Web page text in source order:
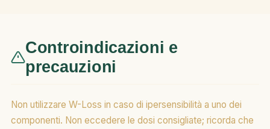
Controindicazioni e
precauzioni
Non utilizzare W-Loss in caso di ipersensibilità a uno dei
componenti. Non eccedere le dosi consigliate; ricorda che